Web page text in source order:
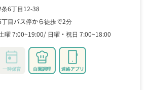
6丁目12-38
目バス停から徒歩で2分
曜 7:00~19:00 日曜・祝日 7:00~18:00
一時保育 自園調理 連絡アプリ